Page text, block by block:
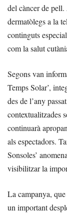
del càncer de
dermatòlegs a la
continguts
com la salut
Segons van
Temps Solar’,
des de l’any
contextualitzades
continuarà
als espectadors.
Sonsoles’
visibilitzar la
La campanya,
un important